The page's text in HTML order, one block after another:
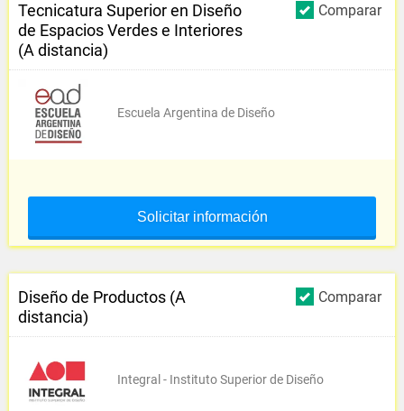
Comparar
Tecnicatura Superior en Diseño
de Espacios Verdes e Interiores
(A distancia)
Escuela Argentina de Diseño
Solicitar información
Comparar
Diseño de Productos (A
distancia)
Integral - Instituto Superior de Diseño